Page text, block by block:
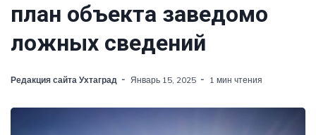
план объекта заведомо
ложных сведений
Редакция сайта Ухтаград Январь 15, 2025 1 мин чтения